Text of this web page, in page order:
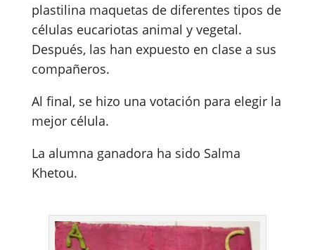
plastilina maquetas de diferentes tipos de
células eucariotas animal y vegetal.
Después, las han expuesto en clase a sus
compañeros.
Al final, se hizo una votación para elegir la
mejor célula.
La alumna ganadora ha sido Salma
Khetou.